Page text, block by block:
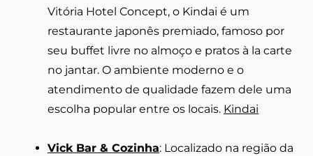
Vitória Hotel Concept, o Kindai é um
restaurante japonês premiado, famoso por
seu buffet livre no almoço e pratos à la carte
no jantar. O ambiente moderno e o
atendimento de qualidade fazem dele uma
escolha popular entre os locais. Kindai
Vick Bar & Cozinha: Localizado na região da